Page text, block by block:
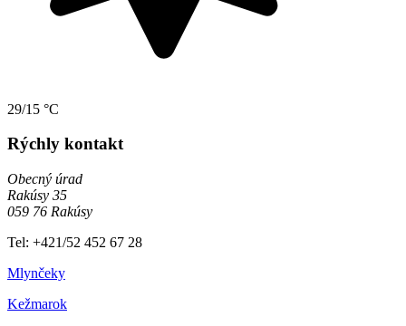
29/15 °C
Rýchly kontakt
Obecný úrad
Rakúsy 35
059 76 Rakúsy
Tel: +421/52 452 67 28
Mlynčeky
Kežmarok